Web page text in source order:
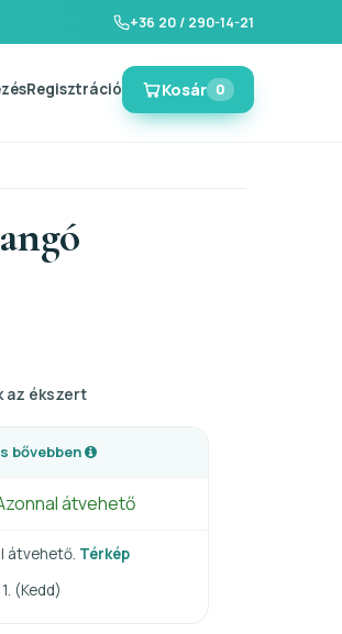
+36 20 / 290-14-21
Regisztráció Kosár 0
az ékszert
bővebben
átvehető
átvehető. Térkép
(Kedd)